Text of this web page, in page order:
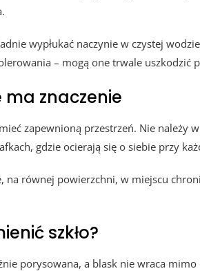
wypłukać naczynie w czystej
– mogą one trwale uszkodzić
ma znaczenie
zapewnioną przestrzeń. Nie należy
gdzie ocierają się o siebie przy
na równej powierzchni, w miejscu
szkło?
porysowana, a blask nie wraca mimo